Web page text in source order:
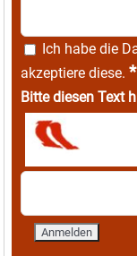
Ich habe die
akzeptiere diese. *
Bitte diesen Text